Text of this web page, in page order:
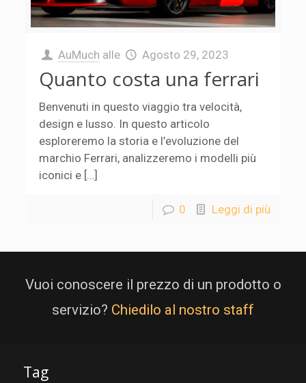
AuMuch alle Agosto 29, 2023
Quanto costa una ferrari
Benvenuti in questo viaggio tra velocità,
design e lusso. In questo articolo
esploreremo la storia e l’evoluzione del
marchio Ferrari, analizzeremo i modelli più
iconici e […]
0 Leggi di più
Vuoi conoscere il prezzo di un prodotto o
servizio? Chiedilo al nostro staff
Tag